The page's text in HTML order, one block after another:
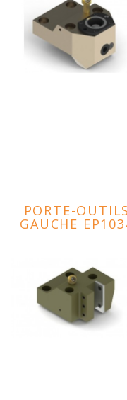
PORTE-OUTILS
GAUCHE